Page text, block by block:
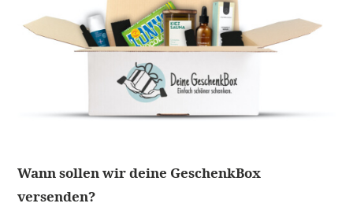
Wann sollen wir deine GeschenkBox
versenden?